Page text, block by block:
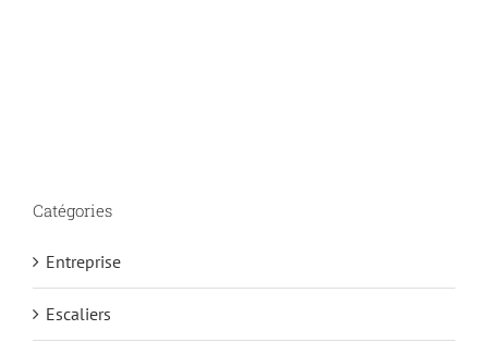
Catégories
Entreprise
Escaliers